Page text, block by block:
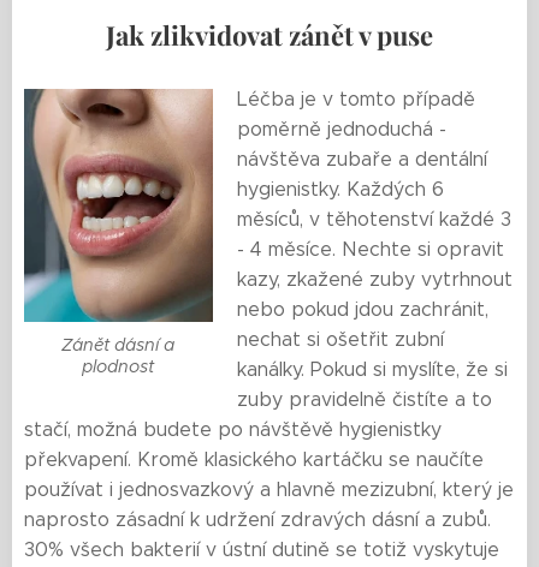
Jak zlikvidovat zánět v puse
Zánět dásní a
plodnost
Léčba je v tomto případě
poměrně jednoduchá -
návštěva zubaře a dentální
hygienistky. Každých 6
měsíců, v těhotenství každé 3
- 4 měsíce. Nechte si opravit
kazy, zkažené zuby vytrhnout
nebo pokud jdou zachránit,
nechat si ošetřit zubní
kanálky. Pokud si myslíte, že si
zuby pravidelně čistíte a to
stačí, možná budete po návštěvě hygienistky
překvapení. Kromě klasického kartáčku se naučíte
používat i jednosvazkový a hlavně mezizubní, který je
naprosto zásadní k udržení zdravých dásní a zubů.
30% všech bakterií v ústní dutině se totiž vyskytuje